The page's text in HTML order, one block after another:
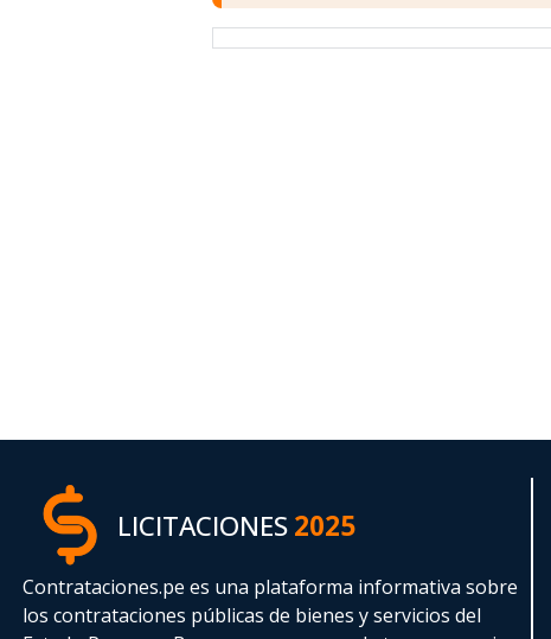
LICITACIONES2025
Contrataciones.pe es una plataforma informativa sobre
los contrataciones públicas de bienes y servicios del